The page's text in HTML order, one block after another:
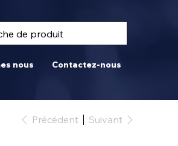
nous Contactez-nous
Précédent Suivant